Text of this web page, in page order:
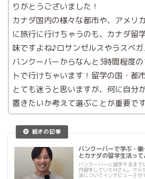
りがとうございました！
カナダ国内の様々な都市や、アメリ
に旅行に行けちゃうのも、カナダ留
味ですよね♪ロサンゼルスやラスベガ
バンクーバーからなんと3時間程度の
トで行けちゃいます！留学の国・都
とても迷うと思いますが、何に自分
置きたいか考えて選ぶことが重要です
バンクーバーで学ぶ・
とカナダの留学生活っ
バンクーバーに留学するまで
月留学していたMさん。マル
活についてインタビューさせ